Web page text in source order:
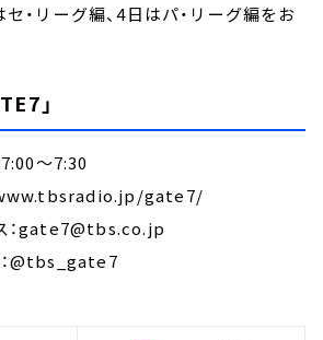
・リーグ編、4日はパ・リーグ編をお
」
～7:30
gate7/
：gate7@tbs.co.jp
@tbs_gate7